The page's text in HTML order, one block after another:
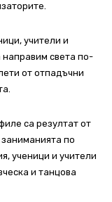
учители и
направим света по-
от отпадъчни
са резултат от
по
ученици и учители
и танцова